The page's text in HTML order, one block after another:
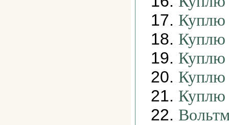
17. Куплю
18. Куплю
19. Куплю
20. Куплю
21. Куплю
22.